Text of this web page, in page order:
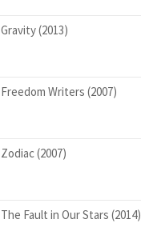
Gravity (2013)
Freedom Writers (2007)
Zodiac (2007)
The Fault in Our Stars (2014)